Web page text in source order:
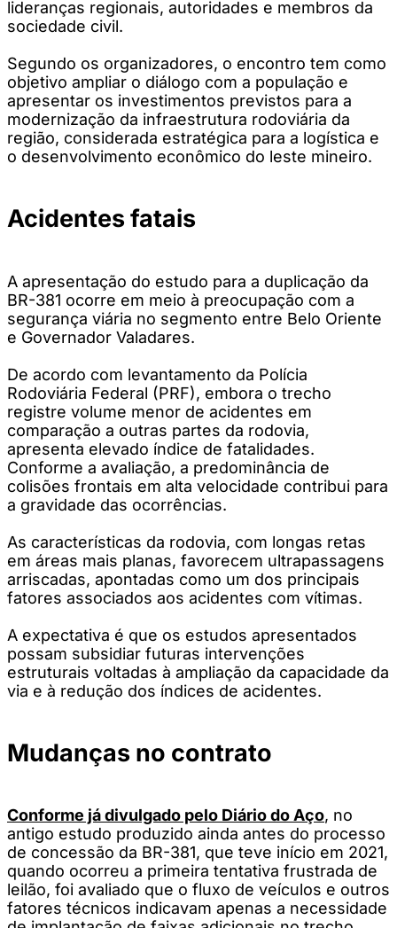
lideranças regionais, autoridades e membros da
sociedade civil.
Segundo os organizadores, o encontro tem como
objetivo ampliar o diálogo com a população e
apresentar os investimentos previstos para a
modernização da infraestrutura rodoviária da
região, considerada estratégica para a logística e
o desenvolvimento econômico do leste mineiro.
Acidentes fatais
A apresentação do estudo para a duplicação da
BR-381 ocorre em meio à preocupação com a
segurança viária no segmento entre Belo Oriente
e Governador Valadares.
De acordo com levantamento da Polícia
Rodoviária Federal (PRF), embora o trecho
registre volume menor de acidentes em
comparação a outras partes da rodovia,
apresenta elevado índice de fatalidades.
Conforme a avaliação, a predominância de
colisões frontais em alta velocidade contribui para
a gravidade das ocorrências.
As características da rodovia, com longas retas
em áreas mais planas, favorecem ultrapassagens
arriscadas, apontadas como um dos principais
fatores associados aos acidentes com vítimas.
A expectativa é que os estudos apresentados
possam subsidiar futuras intervenções
estruturais voltadas à ampliação da capacidade da
via e à redução dos índices de acidentes.
Mudanças no contrato
Conforme já divulgado pelo Diário do Aço, no
antigo estudo produzido ainda antes do processo
de concessão da BR-381, que teve início em 2021,
quando ocorreu a primeira tentativa frustrada de
leilão, foi avaliado que o fluxo de veículos e outros
fatores técnicos indicavam apenas a necessidade